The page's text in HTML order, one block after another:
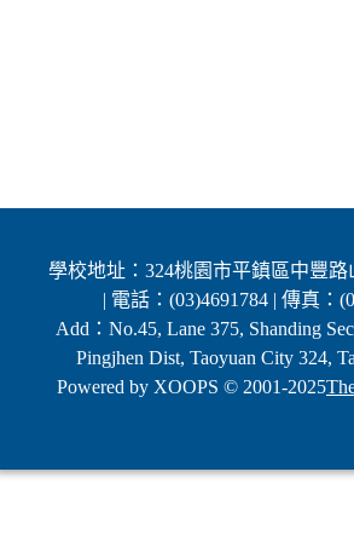
學校地址：324桃園市平鎮區中豐路
| 電話：(03)4691784 | 傳真：
Add：No.45, Lane 375, Shanding
Pingjhen Dist, Taoyuan City 324,
Powered by XOOPS © 2001-2025